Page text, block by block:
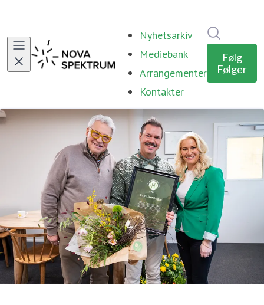
Nyhetsarkiv
Mediebank
Arrangementer
Kontakter
Følg
Følger